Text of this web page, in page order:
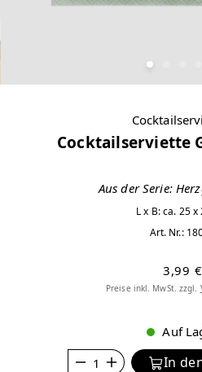
Cocktailserviette
Aus der Serie:
L x B: ca. 25 x
Art. Nr.:
3,99 €
Preise inkl. MwSt. zzgl.
Auf
In